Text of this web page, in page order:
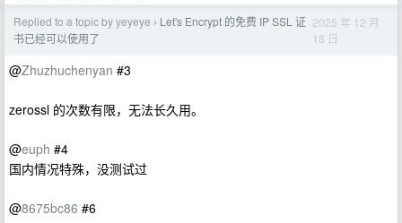
Replied to a topic by yeyeye › Let's Encrypt 的免费 IP SSL 证
书已经可以使用了
2025 年 12 月
18 日
@Zhuzhuchenyan #3
zerossl 的次数有限，无法长久用。
@euph #4
国内情况特殊，没测试过
@8675bc86 #6